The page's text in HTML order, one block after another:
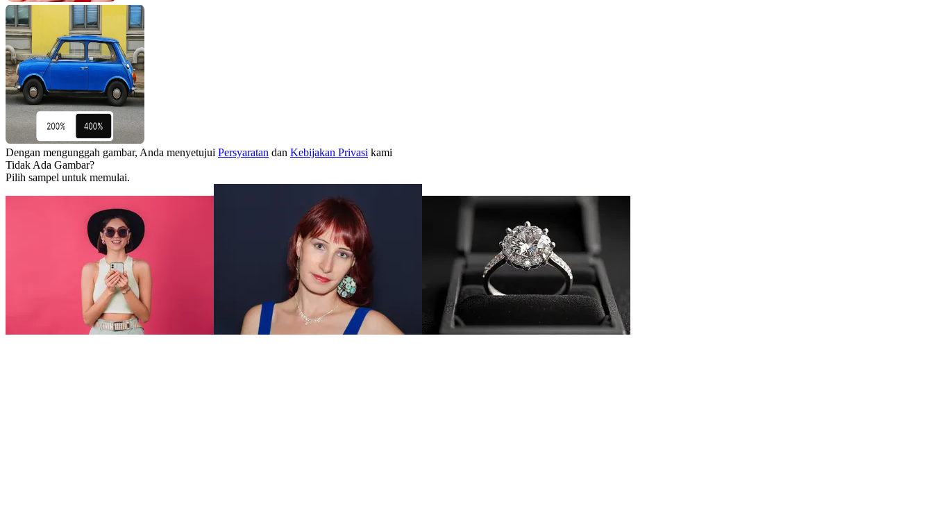
Dengan mengunggah gambar, Anda menyetujui Persyaratan dan Kebijakan Privasi kami
Tidak Ada Gambar?
Pilih sampel untuk memulai.